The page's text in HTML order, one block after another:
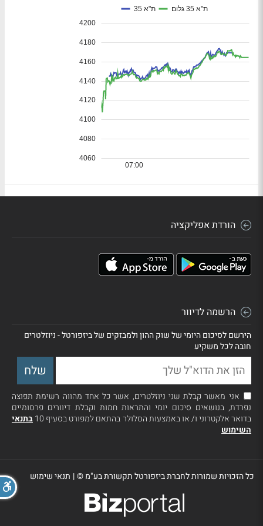
הורדת אפליקציה
הרשמה לדיוור
הירשם לסיכום היומי של שוק ההון ולמבזקים של ביזפורטל - ניוזלטרים
חובה לכל משקיע
אני מאשר קבלת שני ניוזלטרים, אשר כל אחד מהווה רשימת תפוצה
נפרדת, בנושאים סיכום יומי והתראות חמות וקבלת דיוורים פרסומיים
בדואר אלקטרוני ו/ או באמצעות הסלולר בהתאם למפורט בסעיף 10
בתנאי
השימוש
כל הזכויות שמורות לחברת ביזפורטל תקשורת בע"מ ©| תנאי שימוש